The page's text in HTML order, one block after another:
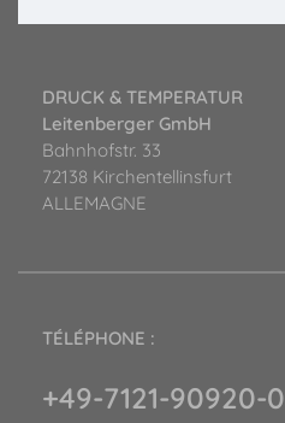
DRUCK & TEMPERATUR
Leitenberger GmbH
Bahnhofstr. 33
72138 Kirchentellinsfurt
ALLEMAGNE
TÉLÉPHONE :
+49-7121-90920-0